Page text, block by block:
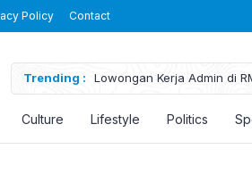
Policy Contact
Trending : Lowongan Kerja Admin di
Culture Lifestyle Politics